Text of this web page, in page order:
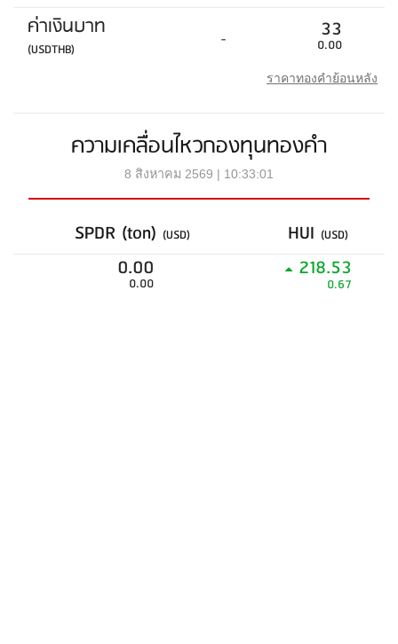
ค่าเงินบาท
(USDTHB) - 33
0.00
ราคาทองคำย้อนหลัง
ความเคลื่อนไหวกองทุนทองคำ
8 สิงหาคม 2569 | 10:33:01
SPDR (ton) (USD) HUI (USD)
0.00
0.00
218.53
0.67